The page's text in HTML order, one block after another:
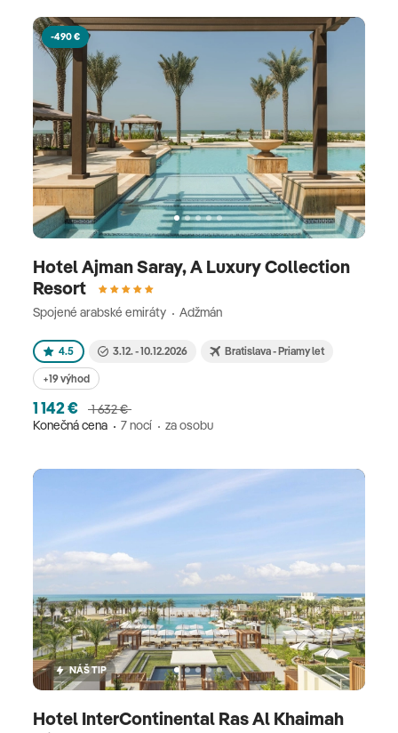
-490 €
Hotel Ajman Saray, A Luxury Collection
Resort
Spojené arabské emiráty Adžmán
4.5 3.12. - 10.12.2026 Bratislava - Priamy let
+19 výhod
1 142 €
1 632 €
Konečná cena
7 nocí za osobu
NÁŠ TIP
Hotel InterContinental Ras Al Khaimah